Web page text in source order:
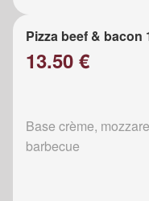
Pizza beef & bacon
13.50 €
Base crème,
barbecue